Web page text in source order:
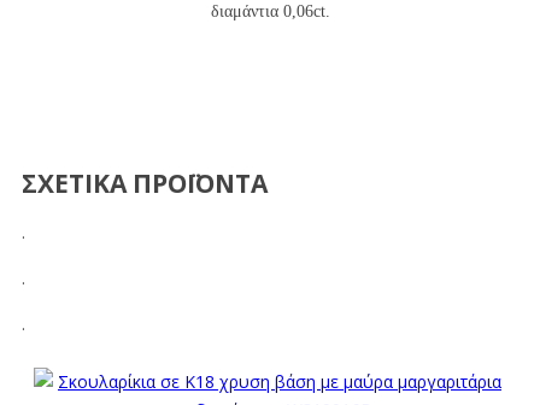
διαμάντια 0,06ct.
ΣΧΕΤΙΚΑ ΠΡΟΪΟΝΤΑ
.
.
.